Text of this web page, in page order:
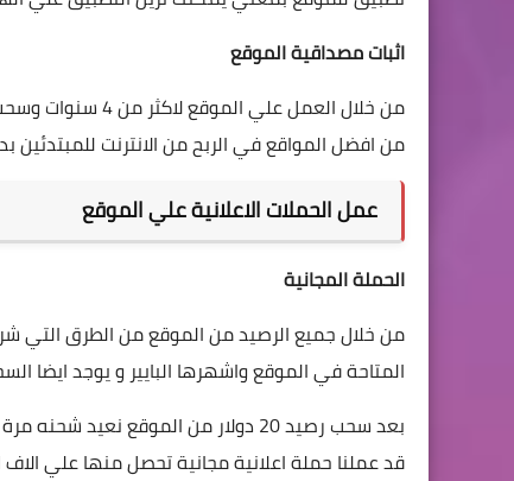
اثبات مصداقية الموقع
من افضل المواقع في الربح من الانترنت للمبتدئين
عمل الحملات الاعلانية علي الموقع
الحملة المجانية
من خلال جميع الرصيد من الموقع من الطرق التي
المتاحة في الموقع واشهرها البايير و يوجد ايضا
بعد سحب رصيد 20 دولار من الموقع
قد عملنا حملة اعلانية مجانية تحصل منها علي